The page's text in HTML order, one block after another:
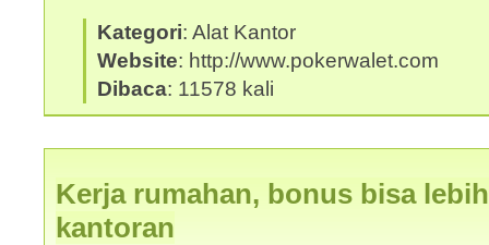
Kategori: Alat Kantor
Website: http://www.pokerwalet.com
Dibaca: 11578 kali
Kerja rumahan, bonus bisa
kantoran